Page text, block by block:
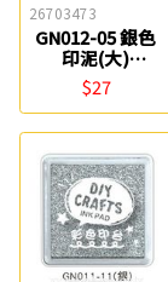
26703473
GN012-05 銀色
印泥(大)
SEASON
$27